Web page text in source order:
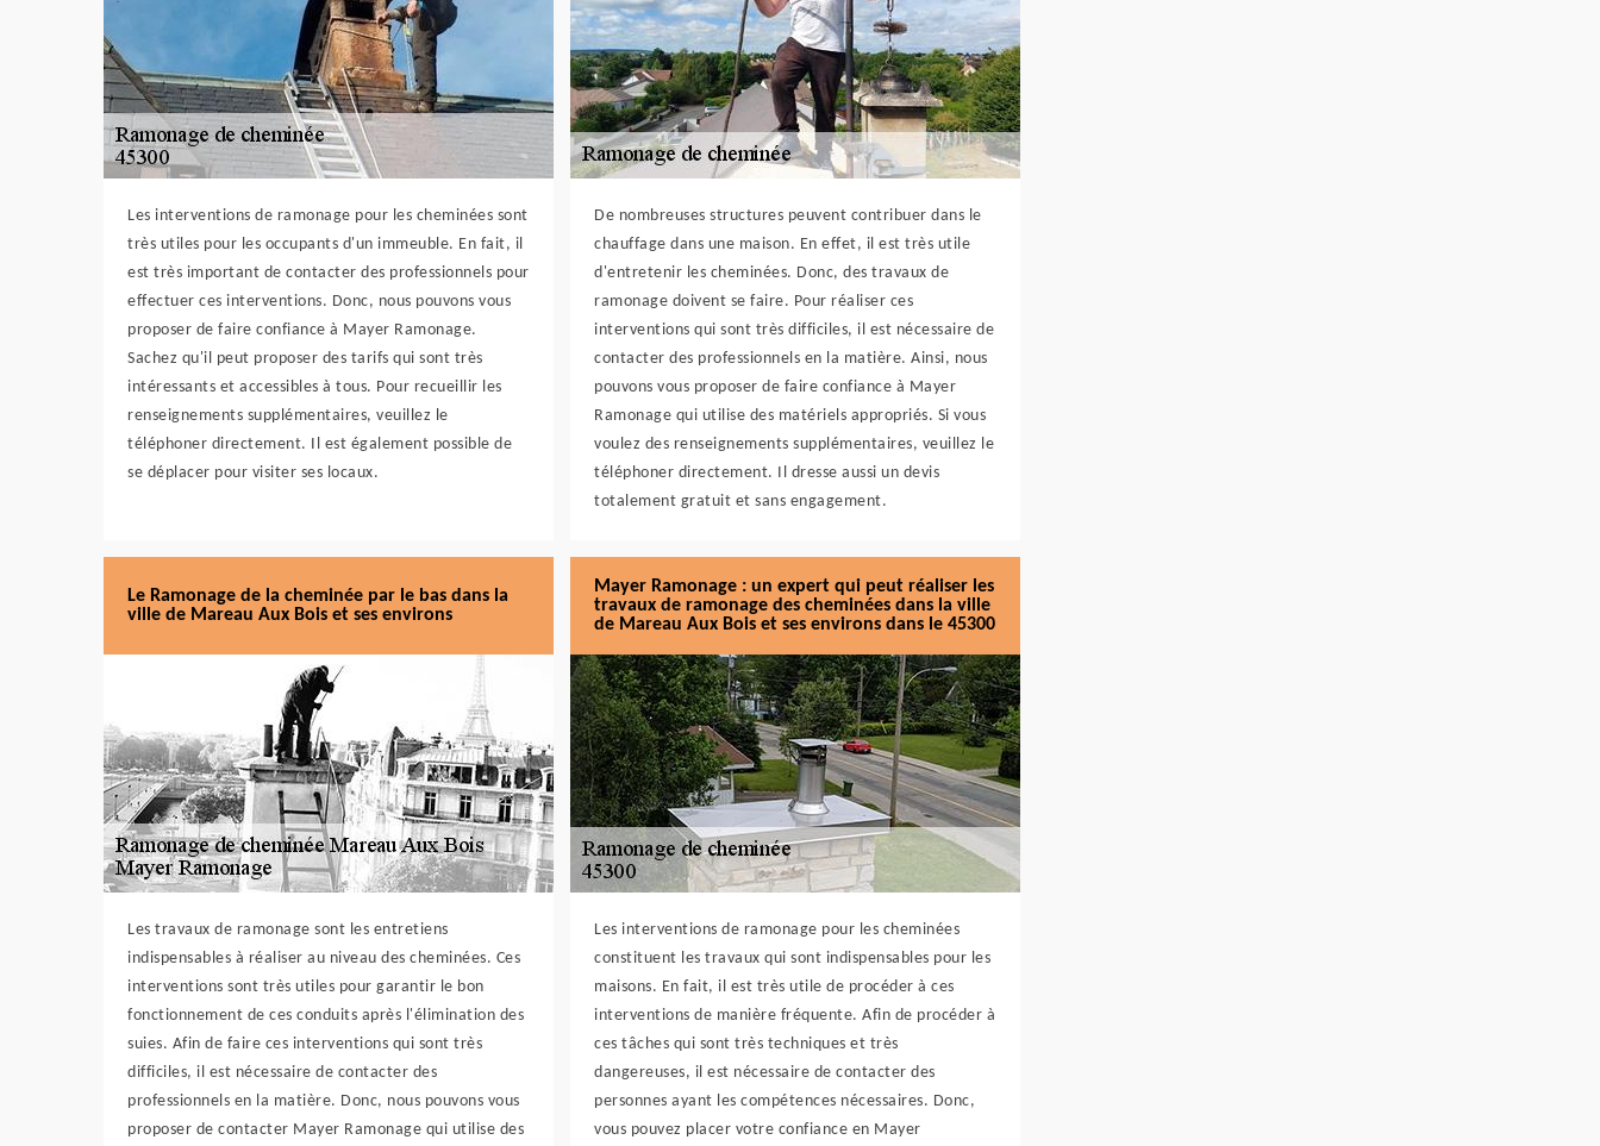
Les interventions de ramonage pour les cheminées sont
très utiles pour les occupants d'un immeuble. En fait, il
est très important de contacter des professionnels pour
effectuer ces interventions. Donc, nous pouvons vous
proposer de faire confiance à Mayer Ramonage.
Sachez qu'il peut proposer des tarifs qui sont très
intéressants et accessibles à tous. Pour recueillir les
renseignements supplémentaires, veuillez le
téléphoner directement. Il est également possible de
se déplacer pour visiter ses locaux.
De nombreuses structures peuvent contribuer dans le
chauffage dans une maison. En effet, il est très utile
d'entretenir les cheminées. Donc, des travaux de
ramonage doivent se faire. Pour réaliser ces
interventions qui sont très difficiles, il est nécessaire de
contacter des professionnels en la matière. Ainsi, nous
pouvons vous proposer de faire confiance à Mayer
Ramonage qui utilise des matériels appropriés. Si vous
voulez des renseignements supplémentaires, veuillez le
téléphoner directement. Il dresse aussi un devis
totalement gratuit et sans engagement.
Le Ramonage de la cheminée par le bas dans la
ville de Mareau Aux Bois et ses environs
Les travaux de ramonage sont les entretiens
indispensables à réaliser au niveau des cheminées. Ces
interventions sont très utiles pour garantir le bon
fonctionnement de ces conduits après l'élimination des
suies. Afin de faire ces interventions qui sont très
difficiles, il est nécessaire de contacter des
professionnels en la matière. Donc, nous pouvons vous
proposer de contacter Mayer Ramonage qui utilise des
Mayer Ramonage : un expert qui peut réaliser les
travaux de ramonage des cheminées dans la ville
de Mareau Aux Bois et ses environs dans le 45300
Les interventions de ramonage pour les cheminées
constituent les travaux qui sont indispensables pour les
maisons. En fait, il est très utile de procéder à ces
interventions de manière fréquente. Afin de procéder à
ces tâches qui sont très techniques et très
dangereuses, il est nécessaire de contacter des
personnes ayant les compétences nécessaires. Donc,
vous pouvez placer votre confiance en Mayer